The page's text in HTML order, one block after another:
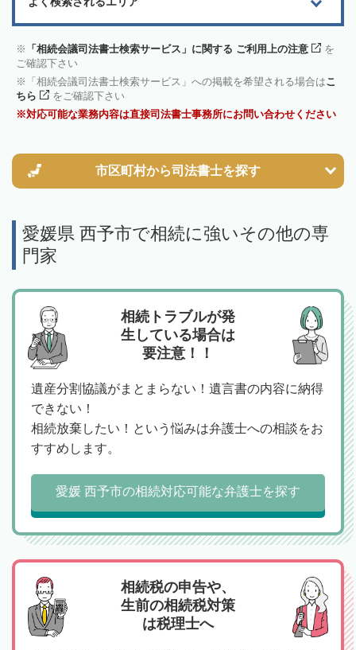
「相続会議司法書士検索サービス」に関する ご利用上の注意
を
ご確認下さい
「相続会議司法書士検索サービス」への掲載を希望される場合はこ
ちら
をご確認下さい
対応可能な業務内容は直接司法書士事務所にお問い合わせください
市区町村から司法書士を探す
愛媛県 西予市で相続に強いその他の専
門家
相続トラブルが発
生している場合は
要注意！！
遺産分割協議がまとまらない！遺言書の内容に納得
できない！
相続放棄したい！という悩みは弁護士への相談をお
すすめします。
愛媛 西予市の相続対応可能な弁護士を探す
相続税の申告や、
生前の相続税対策
は税理士へ